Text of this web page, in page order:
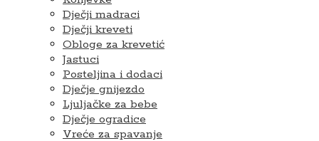
Dječji madraci
Dječji kreveti
Obloge za krevetić
Jastuci
Posteljina i dodaci
Dječje gnijezdo
Ljuljačke za bebe
Dječje ogradice
Vreće za spavanje